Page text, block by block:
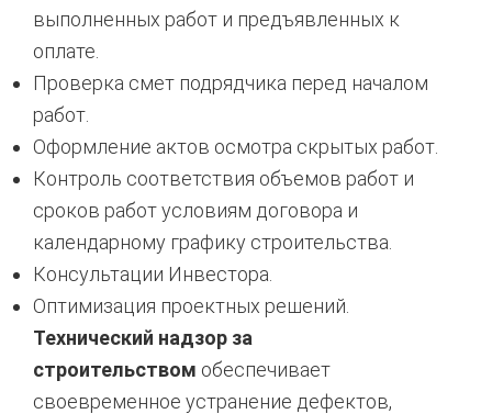
выполненных работ и предъявленных к
оплате.
Проверка смет подрядчика перед началом
работ.
Оформление актов осмотра скрытых работ.
Контроль соответствия объемов работ и
сроков работ условиям договора и
календарному графику строительства.
Консультации Инвестора.
Оптимизация проектных решений.
Технический надзор за
строительством обеспечивает
своевременное устранение дефектов,